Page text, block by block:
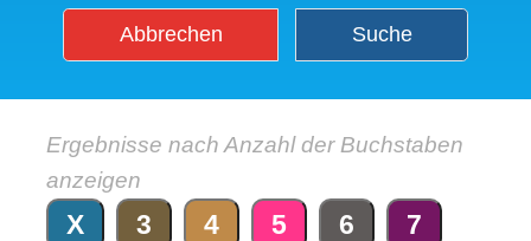
Abbrechen Suche
Ergebnisse nach Anzahl der Buchstaben
anzeigen
X 3 4 5 6
7